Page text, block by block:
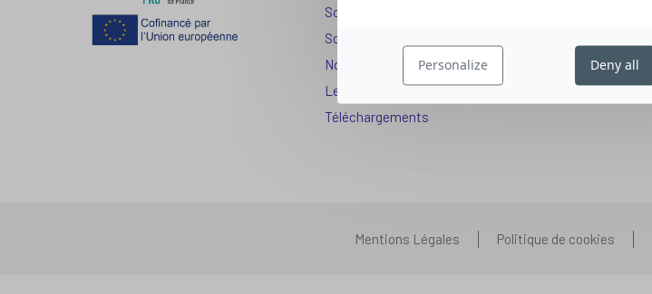
Solution Compétences IA
Solution Seniors+
Nos services aux organismes de formation
Les questions que vous vous posez
Téléchargements
Mentions Légales Politique de cookies
Personalize Deny all